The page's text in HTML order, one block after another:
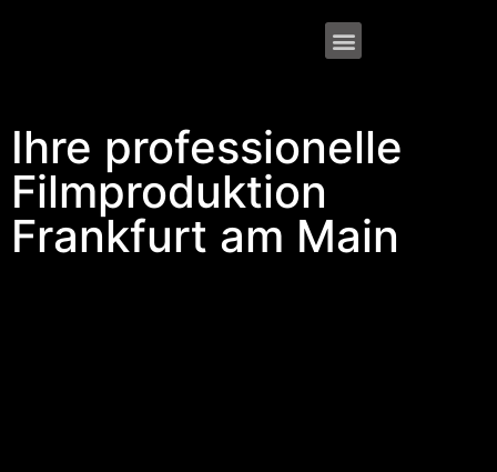
Ihre professionelle
Filmproduktion
Frankfurt am Main